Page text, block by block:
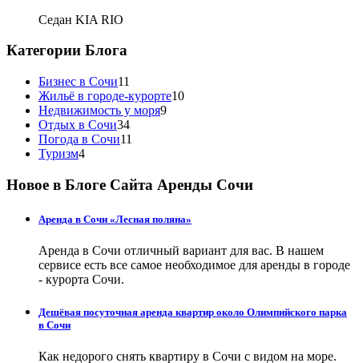
Седан KIA RIO
Категории Блога
Бизнес в Сочи11
Жильё в городе-курорте10
Недвижимость у моря9
Отдых в Сочи34
Погода в Сочи11
Туризм4
Новое в Блоге Сайта Аренды Сочи
Аренда в Сочи «Лесная поляна»
Аренда в Сочи отличный вариант для вас. В нашем
сервисе есть все самое необходимое для аренды в городе
- курорта Сочи.
Дешёвая посуточная аренда квартир около Олимпийского парка
в Сочи
Как недорого снять квартиру в Сочи с видом на море.